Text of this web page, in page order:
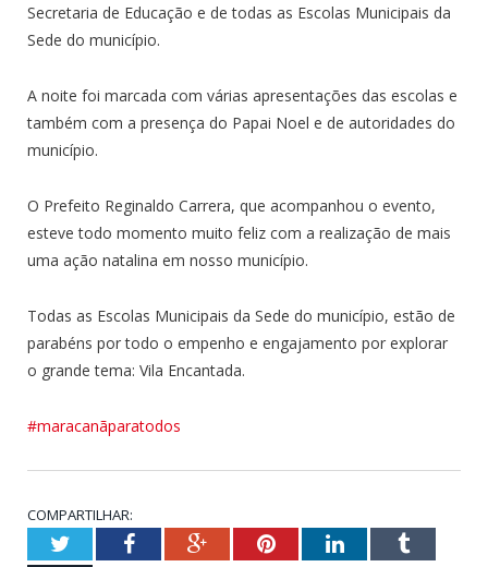
Secretaria de Educação e de todas as Escolas Municipais da
Sede do município.
A noite foi marcada com várias apresentações das escolas e
também com a presença do Papai Noel e de autoridades do
município.
O Prefeito Reginaldo Carrera, que acompanhou o evento,
esteve todo momento muito feliz com a realização de mais
uma ação natalina em nosso município.
Todas as Escolas Municipais da Sede do município, estão de
parabéns por todo o empenho e engajamento por explorar
o grande tema: Vila Encantada.
#maracanãparatodos
COMPARTILHAR:
TwitterFacebookGoogle+PinterestLinkedInTumblr